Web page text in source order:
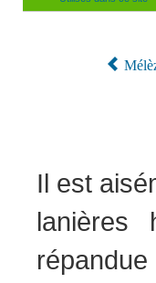
Il est
lanières